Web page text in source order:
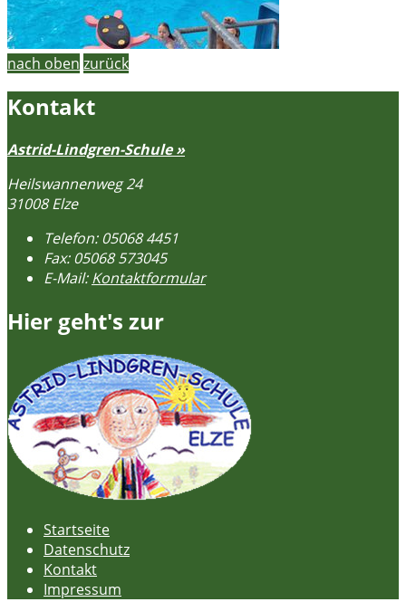
nach oben zurück
Kontakt
Astrid-Lindgren-Schule »
Heilswannenweg 24
31008 Elze
Telefon:05068 4451
Fax:05068 573045
E-Mail:Kontaktformular
Hier geht's zur
Startseite
Datenschutz
Kontakt
Impressum